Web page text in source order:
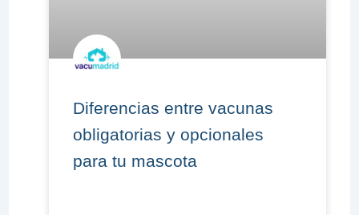
Diferencias entre vacunas
obligatorias y opcionales
para tu mascota